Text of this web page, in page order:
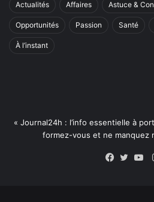
Actualités Affaires Astuce &
Opportunités Passion Santé
À l’instant
« Journal24h : l’info essentielle à
formez-vous et ne manquez